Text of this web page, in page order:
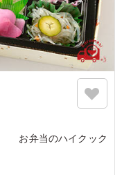
お弁当のハイクック